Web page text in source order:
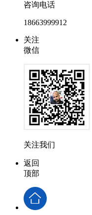
咨询电话
18663999912
关注
微信
关注我们
返回
顶部